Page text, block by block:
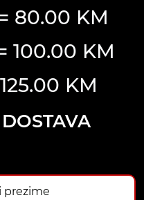
80.00 KM
100.00 KM
KM